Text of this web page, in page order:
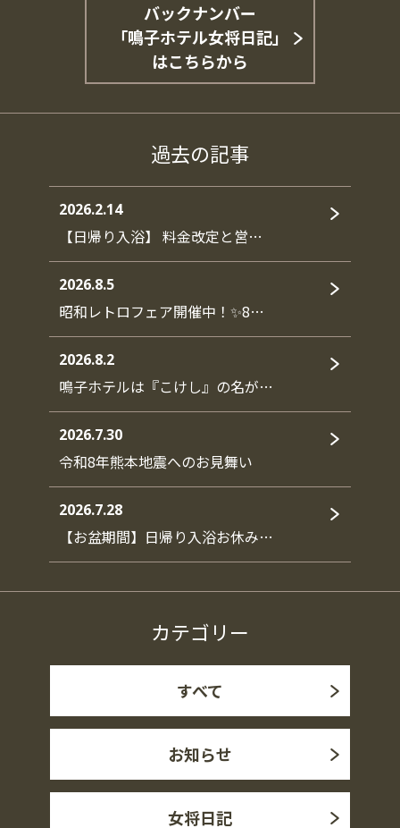
バックナンバー
「鳴子ホテル女将日記」
はこちらから
過去の記事
2026.2.14
【日帰り入浴】 料金改定と営…
2026.8.5
昭和レトロフェア開催中！✨8…
2026.8.2
鳴子ホテルは『こけし』の名が…
2026.7.30
令和8年熊本地震へのお見舞い
2026.7.28
【お盆期間】日帰り入浴お休み…
カテゴリー
すべて
お知らせ
女将日記